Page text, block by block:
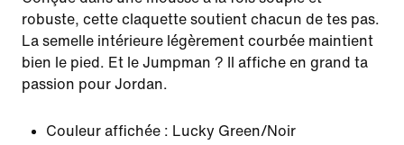
robuste, cette claquette soutient chacun de tes pas.
La semelle intérieure légèrement courbée maintient
bien le pied. Et le Jumpman ? Il affiche en grand ta
passion pour Jordan.
Couleur affichée : Lucky Green/Noir